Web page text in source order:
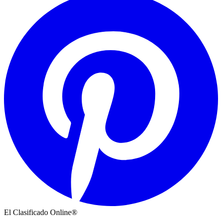
El Clasificado Online®